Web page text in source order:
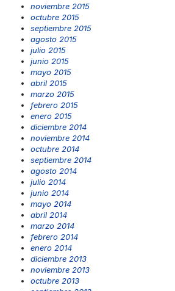
noviembre 2015
octubre 2015
septiembre 2015
agosto 2015
julio 2015
junio 2015
mayo 2015
abril 2015
marzo 2015
febrero 2015
enero 2015
diciembre 2014
noviembre 2014
octubre 2014
septiembre 2014
agosto 2014
julio 2014
junio 2014
mayo 2014
abril 2014
marzo 2014
febrero 2014
enero 2014
diciembre 2013
noviembre 2013
octubre 2013